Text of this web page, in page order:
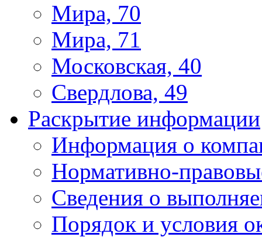
Мира, 70
Мира, 71
Московская, 40
Свердлова, 49
Раскрытие информации
Информация о
Нормативно-
Сведения о
Порядок и условия